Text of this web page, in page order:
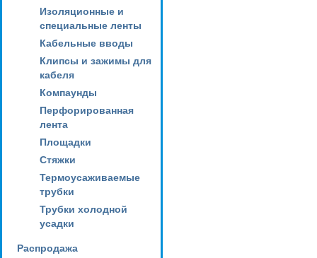
Изоляционные и
специальные ленты
Кабельные вводы
Клипсы и зажимы для
кабеля
Компаунды
Перфорированная
лента
Площадки
Стяжки
Термоусаживаемые
трубки
Трубки холодной
усадки
Распродажа